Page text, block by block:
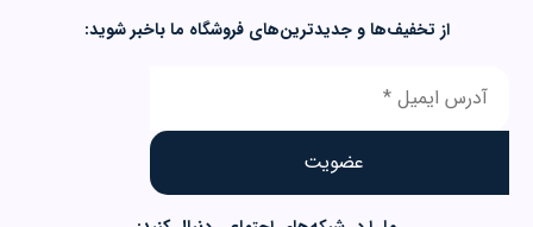
از تخفیف‌ها و جدیدترین‌های فروشگاه ما باخبر شوید: